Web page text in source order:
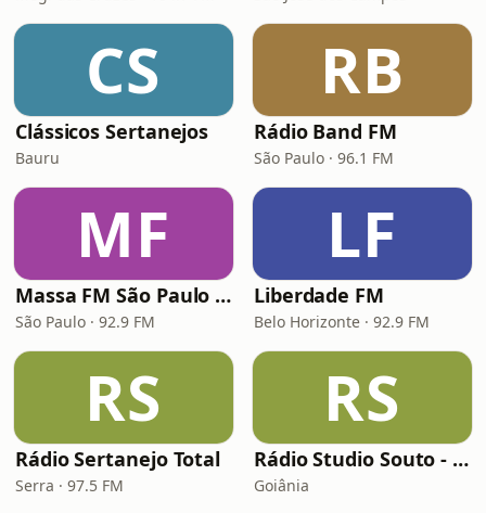
CS
Clássicos Sertanejos
Bauru
RB
Rádio Band FM
São Paulo · 96.1 FM
MF
Massa FM São Paulo 92.9
São Paulo · 92.9 FM
LF
Liberdade FM
Belo Horizonte · 92.9 FM
RS
Rádio Sertanejo Total
Serra · 97.5 FM
RS
Rádio Studio Souto - Sertaneja
Goiânia